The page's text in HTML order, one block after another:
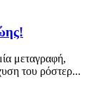
μεταγραφή,
του ρόστερ...